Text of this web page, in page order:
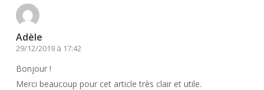
Adèle
29/12/2019 à 17:42
Bonjour !
Merci beaucoup pour cet article très clair et utile.